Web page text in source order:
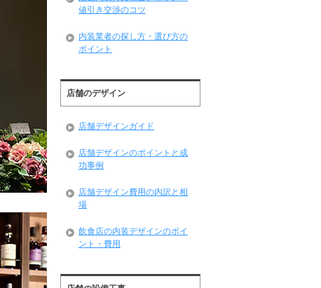
値引き交渉のコツ
内装業者の探し方・選び方の
ポイント
店舗のデザイン
店舗デザインガイド
店舗デザインのポイントと成
功事例
店舗デザイン費用の内訳と相
場
飲食店の内装デザインのポイ
ント・費用